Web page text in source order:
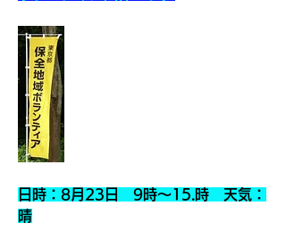
日時：8月23日　9時～15.時　天気：
晴